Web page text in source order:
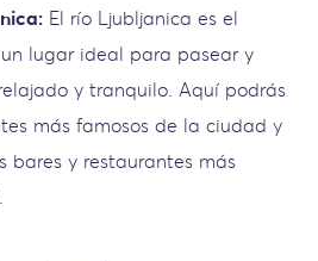
El río Ljubljanica es el
lugar ideal para pasear y
y tranquilo. Aquí podrás
más famosos de la ciudad y
bares y restaurantes más